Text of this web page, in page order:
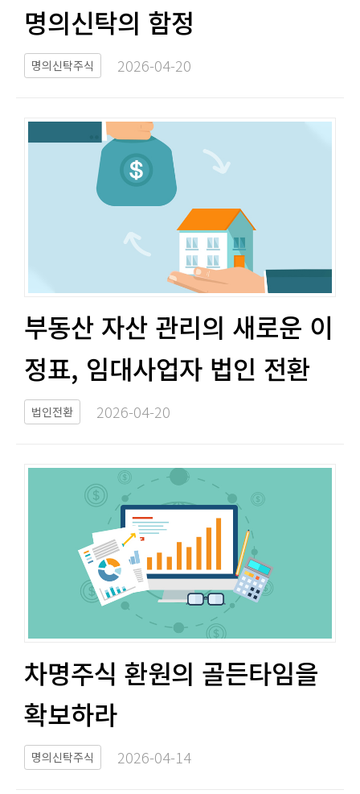
명의신탁의 함정​​
명의신탁주식 2026-04-20​
부동산 자산 관리의 새로운 이
정표, 임대사업자 법인 전환​​
법인전환 2026-04-20​
차명주식 환원의 골든타임을
확보하라​​
명의신탁주식 2026-04-14​